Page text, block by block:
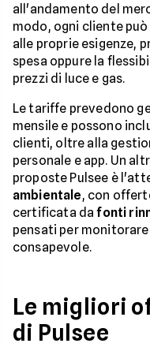
all'andamento del
modo, ogni cliente
alle proprie esigenze,
spesa oppure la
prezzi di luce e gas.
Le tariffe prevedono
mensile e possono
clienti, oltre alla
personale e app. Un
proposte Pulsee è
ambientale, con
certificata dafonti
pensati per
consapevole.
Le migliori
di Pulsee